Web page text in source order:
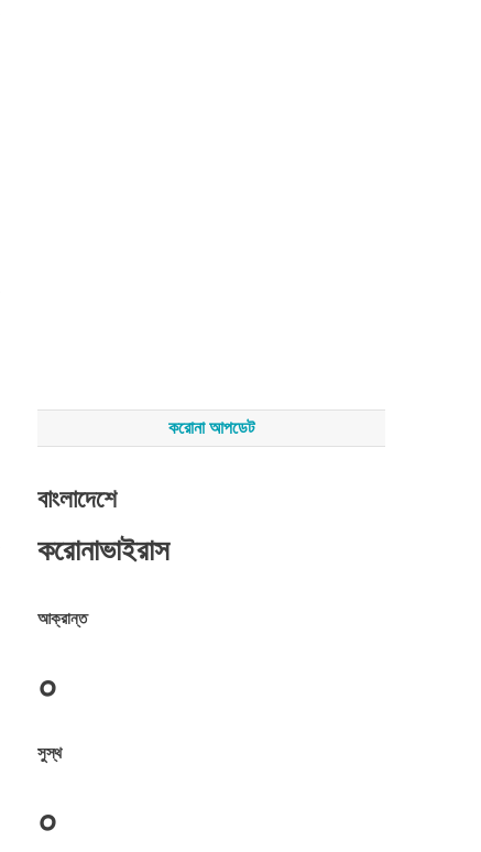
করোনা আপডেট
বাংলাদেশে
করোনাভাইরাস
আক্রান্ত
০
সুস্থ
০